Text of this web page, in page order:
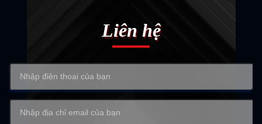
Liên hệ